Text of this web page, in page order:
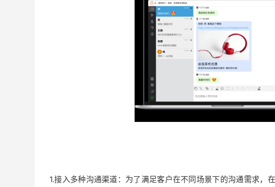
1.接入多种沟通渠道：为了满足客户在不同场景下的沟通需求，